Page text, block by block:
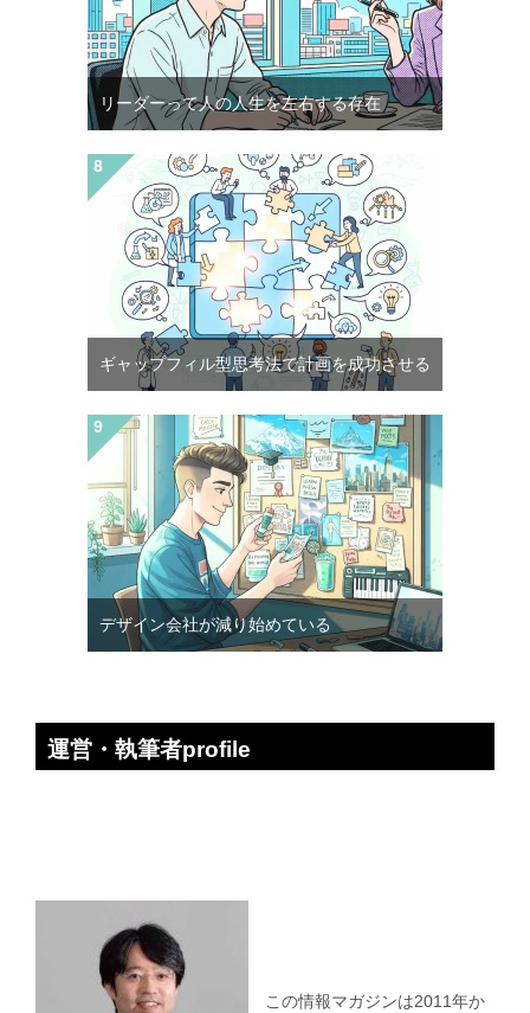
リーダーって人の人生を左右する存在
ギャップフィル型思考法で計画を成功させる
デザイン会社が減り始めている
運営・執筆者profile
この情報マガジンは2011年か